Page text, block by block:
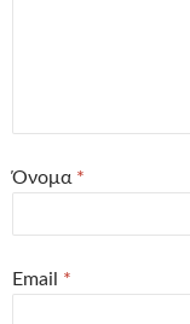
Όνομα *
Email *